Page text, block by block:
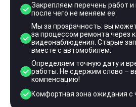
Закрепляем перечень работ и
после чего не меняем ее
Мы за прозрачность: вы
за процессом ремонта через
видеонаблюдения. Старые
вместе с автомобилем.
Определяем точную дату и
работы. Не сдержим слово –
компенсацию!
Комфортная зона ожидания с